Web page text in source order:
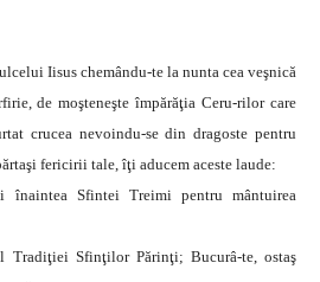
Iisus chemându-te la nunta cea veşnică
de moşteneşte împărăţia Ceru-rilor care
crucea nevoindu-se din dragoste pentru
fericirii tale, îţi aducem aceste laude:
înaintea Sfintei Treimi pentru mântuirea
Tradiţiei Sfinţilor Părinţi; Bucurâ-te, ostaş